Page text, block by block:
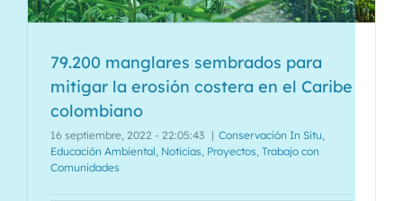
79.200 manglares sembrados para
mitigar la erosión costera en el Caribe
colombiano
16 septiembre, 2022 - 22:05:43 | Conservación In Situ,
Educación Ambiental, Noticias, Proyectos, Trabajo con
Comunidades